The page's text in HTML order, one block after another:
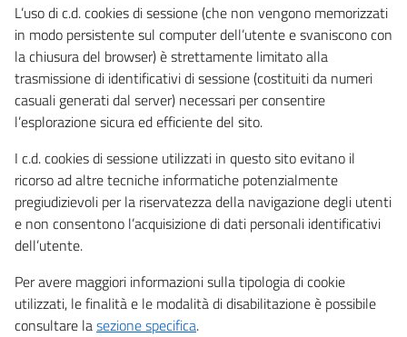
L’uso di c.d. cookies di sessione (che non vengono memorizzati
in modo persistente sul computer dell’utente e svaniscono con
la chiusura del browser) è strettamente limitato alla
trasmissione di identificativi di sessione (costituiti da numeri
casuali generati dal server) necessari per consentire
l’esplorazione sicura ed efficiente del sito.
I c.d. cookies di sessione utilizzati in questo sito evitano il
ricorso ad altre tecniche informatiche potenzialmente
pregiudizievoli per la riservatezza della navigazione degli utenti
e non consentono l’acquisizione di dati personali identificativi
dell’utente.
Per avere maggiori informazioni sulla tipologia di cookie
utilizzati, le finalità e le modalità di disabilitazione è possibile
consultare lasezione specifica.